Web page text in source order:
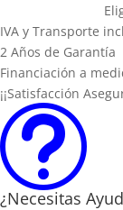
IVA y Transporte
2 Años de Garantía
Financiación a
¡¡Satisfacción
t
¿Necesitas